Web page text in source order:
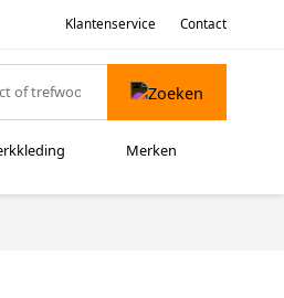
Klantenservice Contact
Merken